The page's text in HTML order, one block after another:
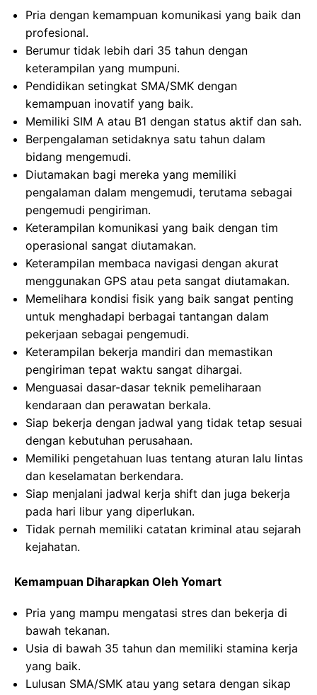
Pria dengan kemampuan komunikasi yang baik dan
profesional.
Berumur tidak lebih dari 35 tahun dengan
keterampilan yang mumpuni.
Pendidikan setingkat SMA/SMK dengan
kemampuan inovatif yang baik.
Memiliki SIM A atau B1 dengan status aktif dan sah.
Berpengalaman setidaknya satu tahun dalam
bidang mengemudi.
Diutamakan bagi mereka yang memiliki
pengalaman dalam mengemudi, terutama sebagai
pengemudi pengiriman.
Keterampilan komunikasi yang baik dengan tim
operasional sangat diutamakan.
Keterampilan membaca navigasi dengan akurat
menggunakan GPS atau peta sangat diutamakan.
Memelihara kondisi fisik yang baik sangat penting
untuk menghadapi berbagai tantangan dalam
pekerjaan sebagai pengemudi.
Keterampilan bekerja mandiri dan memastikan
pengiriman tepat waktu sangat dihargai.
Menguasai dasar-dasar teknik pemeliharaan
kendaraan dan perawatan berkala.
Siap bekerja dengan jadwal yang tidak tetap sesuai
dengan kebutuhan perusahaan.
Memiliki pengetahuan luas tentang aturan lalu lintas
dan keselamatan berkendara.
Siap menjalani jadwal kerja shift dan juga bekerja
pada hari libur yang diperlukan.
Tidak pernah memiliki catatan kriminal atau sejarah
kejahatan.
Kemampuan Diharapkan Oleh Yomart
Pria yang mampu mengatasi stres dan bekerja di
bawah tekanan.
Usia di bawah 35 tahun dan memiliki stamina kerja
yang baik.
Lulusan SMA/SMK atau yang setara dengan sikap